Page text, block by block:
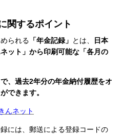
関するポイント
られる 「年金記録」 とは、
日本
ット」から印刷可能な「各月の
、過去2年分の年金納付履歴をオ
できます。
んネット
には、郵送による登録コードの